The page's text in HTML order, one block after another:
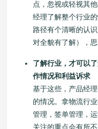
点，忽视或轻视其
经理了解整个行业
路径有个清晰的认
对全貌有了解），
了解行业，才可以
作情况和利益诉求
基于这些，产品经
的情况。拿物流行
管理，签单管理，
关注的重点会有所